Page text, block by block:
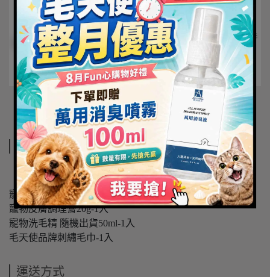
規格說明
【迷你體驗組】組合內容：
寵物地板清潔劑50ml-1入
寵物皮膚調理膏20g-1入
寵物洗毛精 隨機出貨50ml-1入
毛天使品牌刺繡毛巾-1入
運送方式